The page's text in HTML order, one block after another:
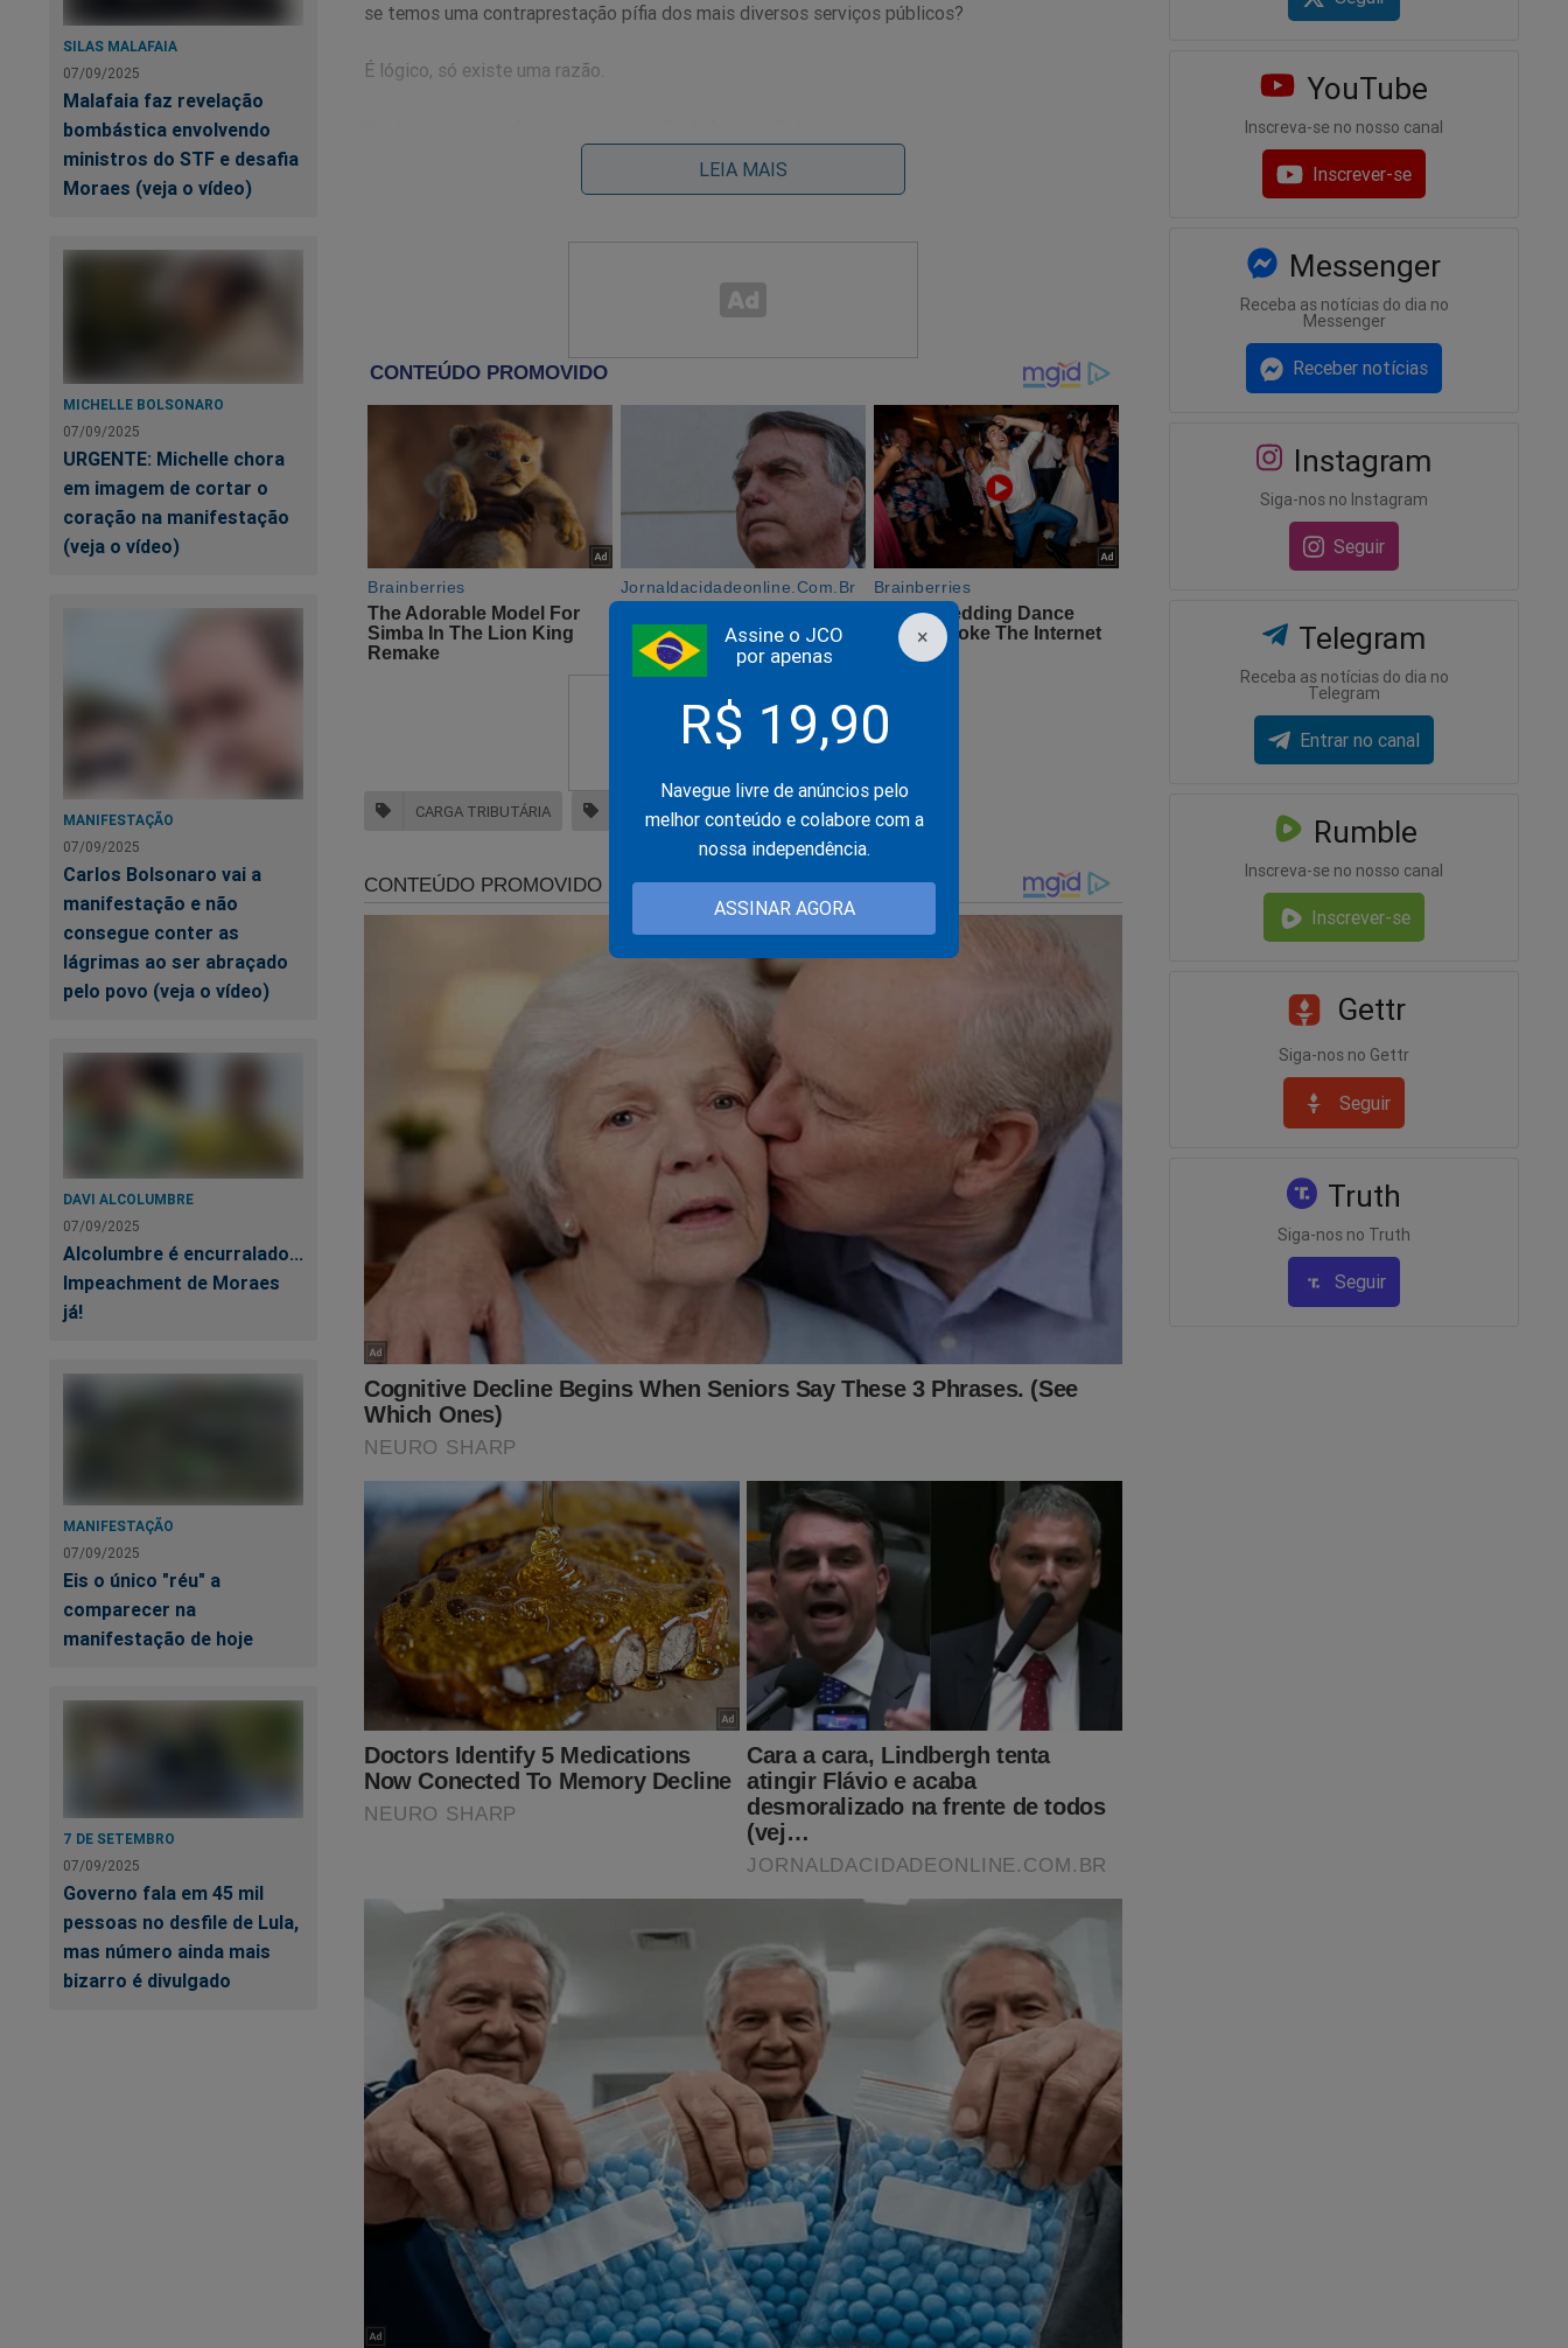
×
Assine o JCO
por apenas
R$ 19,90
Navegue livre de anúncios pelo
melhor conteúdo e colabore com a
nossa independência.
ASSINAR AGORA
SILAS MALAFAIA
07/09/2025
Malafaia faz revelação
bombástica envolvendo
ministros do STF e desafia
Moraes (veja o vídeo)
MICHELLE BOLSONARO
07/09/2025
URGENTE: Michelle chora
em imagem de cortar o
coração na manifestação
(veja o vídeo)
MANIFESTAÇÃO
07/09/2025
Carlos Bolsonaro vai a
manifestação e não
consegue conter as
lágrimas ao ser abraçado
pelo povo (veja o vídeo)
DAVI ALCOLUMBRE
07/09/2025
Alcolumbre é encurralado...
Impeachment de Moraes
já!
MANIFESTAÇÃO
07/09/2025
Eis o único "réu" a
comparecer na
manifestação de hoje
7 DE SETEMBRO
07/09/2025
Governo fala em 45 mil
pessoas no desfile de Lula,
mas número ainda mais
bizarro é divulgado
se temos uma contraprestação pífia dos mais diversos serviços públicos?
É lógico, só existe uma razão.
No Brasil, Alibabá e seus 40 "amigos" se proliferaram tanto, mas tanto, que se tentarmos
após o chefe do bando dizer "abra-te Sésamo", a probabilidade desta atividade ser
para desenvolver o país.
Ninguém aguenta mais pagar tanto imposto.
O fisco é o legítimo "sinônimo" para o que se compreende por órgão espoliativo-
arrecadatório, da mesma forma que contribuinte passou a ser a perfeita "tradução", para o
que se concebe como vítima de confisco.
Jean Wyllys, detentor de mandato medíocre, pede dinheiro para a
reeleição (Veja o Vídeo)
Movimentos dos Caminhoneiros desnuda o sindicalismo pelego e
sem representatividade (Veja o Vídeo)
Michel Temer, o defunto insepulto e Marun, flagrado novamente na
mentira (Veja o Vídeo)
O povo precisa aprender a votar: Dilma e Aécio lideram pesquisas
em Minas
LEIA MAIS
CARGA TRIBUTÁRIA CORRUPÇÃO
YouTube
Inscreva-se no nosso canal
Inscrever-se
Messenger
Receba as notícias do dia no
Messenger
Receber notícias
Instagram
Siga-nos no Instagram
Seguir
Telegram
Receba as notícias do dia no
Telegram
Entrar no canal
Rumble
Inscreva-se no nosso canal
Inscrever-se
Gettr
Siga-nos no Gettr
Seguir
Truth
Siga-nos no Truth
Seguir